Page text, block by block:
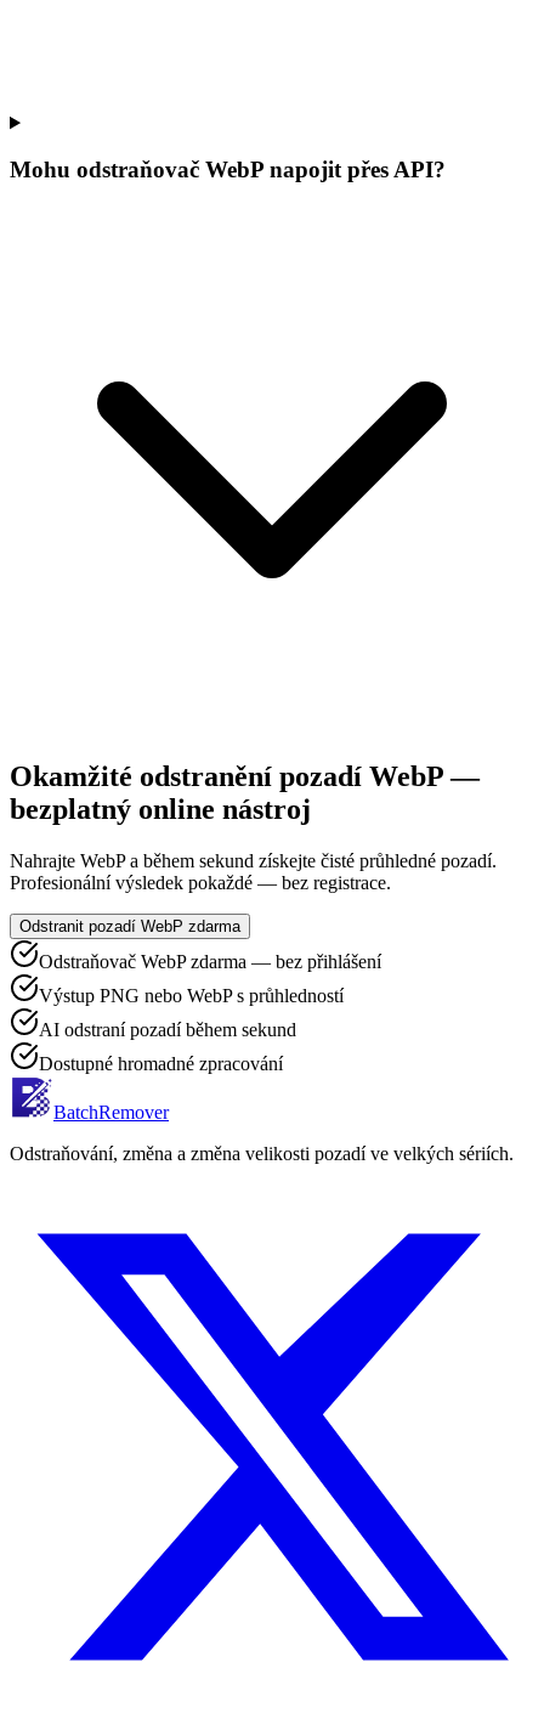
Mohu odstraňovač WebP napojit přes API?
Okamžité odstranění pozadí WebP —
bezplatný online nástroj
Nahrajte WebP a během sekund získejte čisté průhledné pozadí.
Profesionální výsledek pokaždé — bez registrace.
Odstranit pozadí WebP zdarma
Odstraňovač WebP zdarma — bez přihlášení
Výstup PNG nebo WebP s průhledností
AI odstraní pozadí během sekund
Dostupné hromadné zpracování
BatchRemover
Odstraňování, změna a změna velikosti pozadí ve velkých sériích.